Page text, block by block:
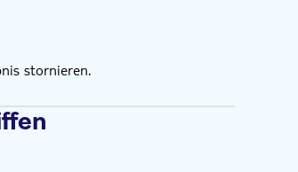
stornieren.